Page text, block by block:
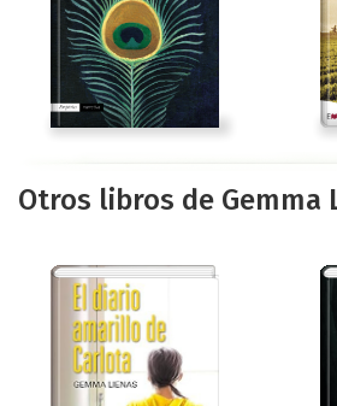
Otros libros de Gemma